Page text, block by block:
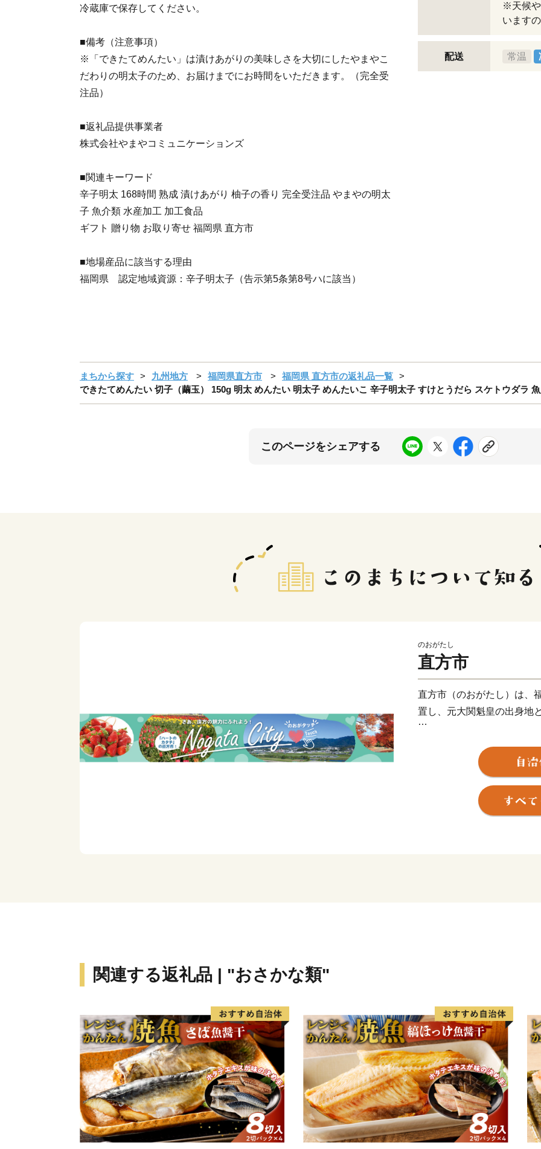
冷蔵庫で保存してください。
■備考（注意事項）
※「できたてめんたい」は漬けあがりの美味しさを大切にしたやまやこ
だわりの明太子のため、お届けまでにお時間をいただきます。（完全受
注品）
■返礼品提供事業者
株式会社やまやコミュニケーションズ
■関連キーワード
辛子明太 168時間 熟成 漬けあがり 柚子の香り 完全受注品 やまやの明太
子 魚介類 水産加工 加工食品
ギフト 贈り物 お取り寄せ 福岡県 直方市
■地場産品に該当する理由
福岡県 認定地域資源：辛子明太子（告示第5条第8号ハに該当）
※天候や
います
配送 常温
まちから探す 九州地方 福岡県直方市
福岡県 直方市の返礼品一覧
できたてめんたい 切子（繭玉） 150g 明太 めんたい 明太子 めんたいこ 辛子明太子 すけとうだら スケトウダラ
このページをシェアする
のおがたし
直方市
直方市（のおがたし）は、
置し、元大関魁皇の出身地
父なる福智山と母なる遠
には約13万本のチューリ
直方藩の城下町として、
心都市として栄えるなど、
関連する返礼品 | "おさかな類"